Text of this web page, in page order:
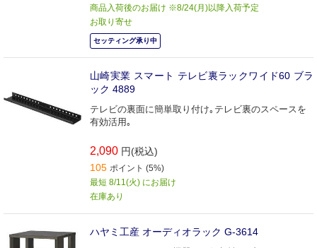
商品入荷後のお届け ※8/24(月)以降入荷予定
お取り寄せ
セッティング承り中
山崎実業 スマート テレビ裏ラックワイド60 ブラ
ック 4889
テレビの裏面に簡単取り付け｡テレビ裏のスペースを
有効活用｡
2,090 円(税込)
105 ポイント (5%)
最短 8/11(火) にお届け
在庫あり
ハヤミ工産 オーディオラック G-3614